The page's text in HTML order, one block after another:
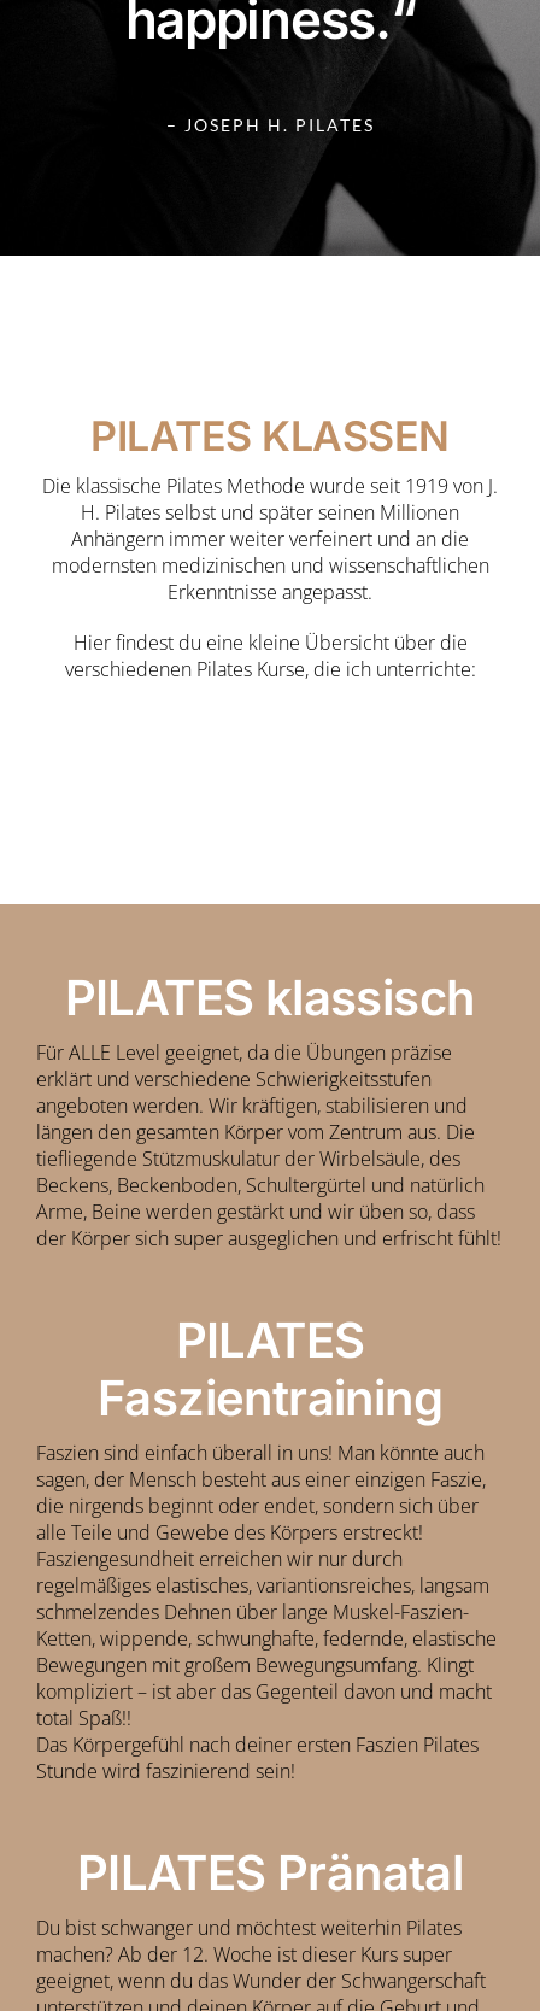
happiness.“
– JOSEPH H. PILATES
PILATES KLASSEN
Die klassische Pilates Methode wurde seit 1919 von J.
H. Pilates selbst und später seinen Millionen
Anhängern immer weiter verfeinert und an die
modernsten medizinischen und wissenschaftlichen
Erkenntnisse angepasst.
Hier findest du eine kleine Übersicht über die
verschiedenen Pilates Kurse, die ich unterrichte:
PILATES klassisch
Für ALLE Level geeignet, da die Übungen präzise
erklärt und verschiedene Schwierigkeitsstufen
angeboten werden. Wir kräftigen, stabilisieren und
längen den gesamten Körper vom Zentrum aus. Die
tiefliegende Stützmuskulatur der Wirbelsäule, des
Beckens, Beckenboden, Schultergürtel und natürlich
Arme, Beine werden gestärkt und wir üben so, dass
der Körper sich super ausgeglichen und erfrischt fühlt!
PILATES
Faszientraining
Faszien sind einfach überall in uns! Man könnte auch
sagen, der Mensch besteht aus einer einzigen Faszie,
die nirgends beginnt oder endet, sondern sich über
alle Teile und Gewebe des Körpers erstreckt!
Fasziengesundheit erreichen wir nur durch
regelmäßiges elastisches, variantionsreiches, langsam
schmelzendes Dehnen über lange Muskel-Faszien-
Ketten, wippende, schwunghafte, federnde, elastische
Bewegungen mit großem Bewegungsumfang. Klingt
kompliziert – ist aber das Gegenteil davon und macht
total Spaß!!
Das Körpergefühl nach deiner ersten Faszien Pilates
Stunde wird faszinierend sein!
PILATES Pränatal
Du bist schwanger und möchtest weiterhin Pilates
machen? Ab der 12. Woche ist dieser Kurs super
geeignet, wenn du das Wunder der Schwangerschaft